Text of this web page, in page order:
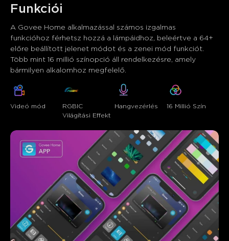
Funkciói
A Govee Home alkalmazással számos izgalmas
funkcióhoz férhetsz hozzá a lámpáidhoz, beleértve a 64+
előre beállított jelenet módot és a zenei mód funkciót.
Több mint 16 millió színopció áll rendelkezésre, amely
bármilyen alkalomhoz megfelelő.
Videó mód
RGBIC
Világítási Effekt
Hangvezérlés 16 Millió Szín